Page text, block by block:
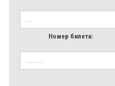
Номер билета: